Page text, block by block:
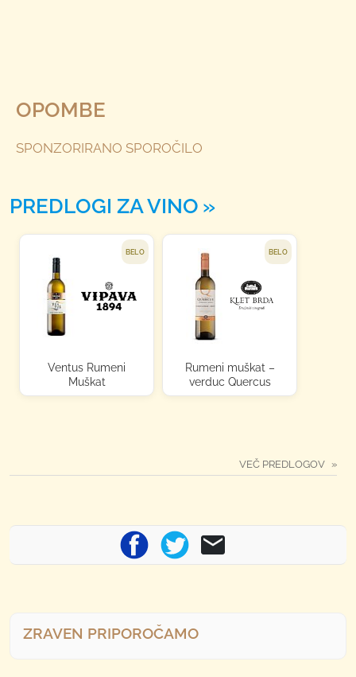
OPOMBE
SPONZORIRANO SPOROČILO
PREDLOGI ZA VINO
BELO
Ventus Rumeni
Muškat
BELO
Rumeni muškat –
verduc Quercus
VEČ PREDLOGOV
ZRAVEN PRIPOROČAMO